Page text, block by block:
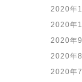
2020年
2020年
2020年
2020年
2020年